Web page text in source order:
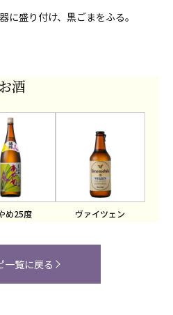
に盛り付け、黒ごまをふる。
酒
め25度 ヴァイツェン
一覧に戻る